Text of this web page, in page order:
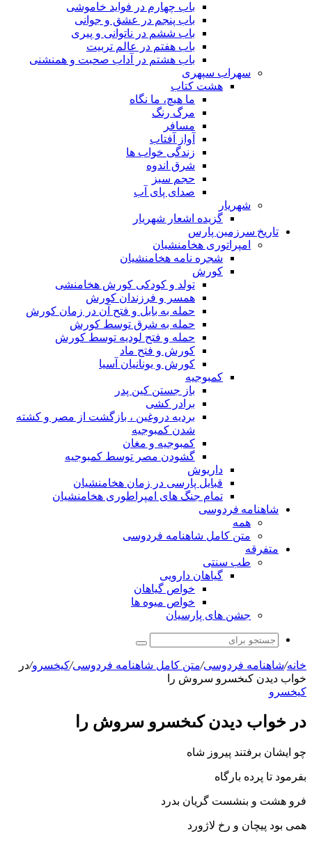
باب چهارم در فواید خاموشى
باب پنجم در عشق و جوانى
باب ششم در ناتوانى و پیرى
باب هفتم در عالم تربیت
باب هشتم در آداب صحبت و همنشنى
سهراب سپهری
هشت کتاب
ما هیچ، ما نگاه
مرگ رنگ
مسافر
آواز آفتاب
زندگی خواب ها
شرق اندوه
حجم سبز
صدای پای آب
شهریار
گزیده اشعار شهریار
تاریخ سرزمین پارس
امپراتوری هخامنشیان
شجره نامه هخامنشیان
کورش
تولد و کودکی کورش هخامنشی
همسر و فرزندان کورش
حمله به بابل و فتح آن در زمان کورش
حمله به شرق توسط کورش
حمله و فتح لودیه توسط کورش
کورش و فتح ماد
کورش و یونانیان آسیا
کمبوجیه
باز جستن کین پدر
برادر کشی
بردیه دروغین ، بازگشت از مصر و کشته
شدن کمبوجیه
کمبوجیه و مغان
گشودن مصر توسط کمبوجیه
داریوش
قبایل پارسی در زمان هخامنشیان
تمام جنگ های امپراطوری هخامنشیان
شاهنامه فردوسی
همه
متن کامل شاهنامه فردوسی
متفرقه
طب سنتی
گیاهان دارویی
خواص گیاهان
خواص میوه ها
جشن های پارسیان
جستجو
برای
خانه/شاهنامه فردوسی/متن کامل شاهنامه فردوسی/کیخسرو/در
خواب دیدن کى‏خسرو سروش را
کیخسرو
در خواب دیدن کى‏خسرو سروش را
چو ایشان برفتند پیروز شاه
بفرمود تا پرده بارگاه‏
فرو هشت و بنشست گریان بدرد
همى بود پیچان و رخ لاژورد